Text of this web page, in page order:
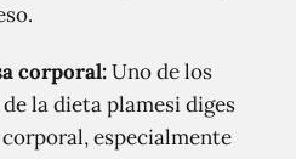
corporal:Uno de los
la dieta plamesi diges
especialmente